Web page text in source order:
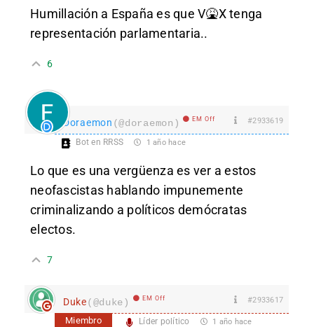
Humillación a España es que V🤮X tenga
representación parlamentaria..
6
Doraemon (@doraemon) EM Off #2933619
Bot en RRSS 1 año hace
Lo que es una vergüenza es ver a estos
neofascistas hablando impunemente
criminalizando a políticos demócratas
electos.
7
Duke(@duke) EM Off #2933617
Miembro Líder político 1 año hace